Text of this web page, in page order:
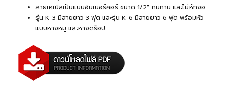
สายเคเบิลเป็นแบบอินเนอร์คอร์ ขนาด 1/2" ทนทาน และไม่หักงอ
รุ่น K-3 มีสายยาว 3 ฟุต และรุ่น K-6 มีสายยาว 6 ฟุต พร้อมหัว
แบบหางหมู และหางดร็อป